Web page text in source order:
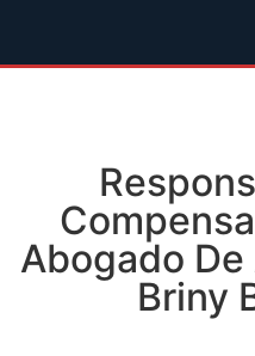
Abogado
Briny